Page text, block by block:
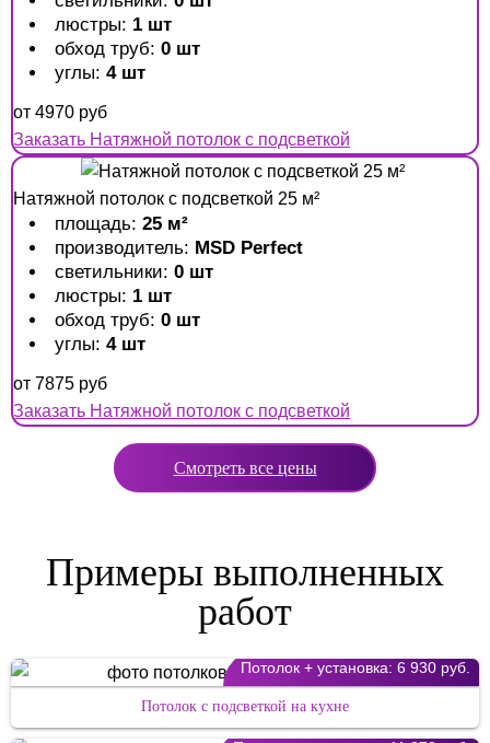
люстры: 1 шт
обход труб: 0 шт
углы: 4 шт
от 4970 руб
Заказать Натяжной потолок с подсветкой
Натяжной потолок с подсветкой 25 м²
площадь: 25 м²
производитель: MSD Perfect
светильники: 0 шт
люстры: 1 шт
обход труб: 0 шт
углы: 4 шт
от 7875 руб
Заказать Натяжной потолок с подсветкой
Смотреть все цены
Примеры выполненных
работ
Потолок + установка: 6 930 руб.
Потолок с подсветкой на кухне